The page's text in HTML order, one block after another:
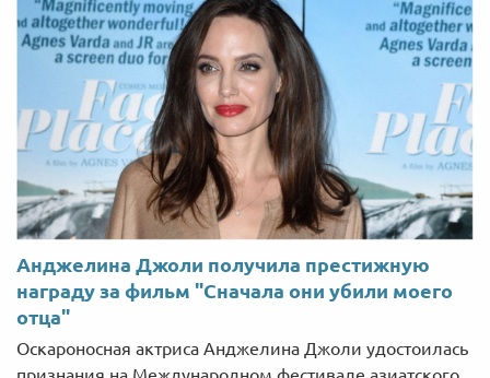
Анджелина Джоли получила престижную
награду за фильм "Сначала они убили моего
отца"
Оскароносная актриса Анджелина Джоли удостоилась